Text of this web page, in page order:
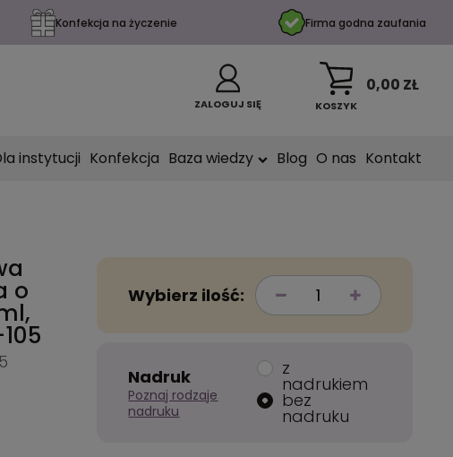
Konfekcja na życzenie Firma godna zaufania
ZALOGUJ SIĘ KOSZYK
0,00 ZŁ
instytucji Konfekcja Baza wiedzy Blog O nas Kontakt
o Wybierz ilość:
Nadruk
Poznaj rodzaje
nadruku
z
nadrukiem
bez
nadruku